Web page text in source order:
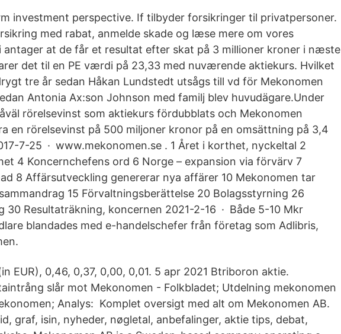
investment perspective. If tilbyder forsikringer til privatpersoner.
med rabat, anmelde skade og læse mere om vores
antager at de får et resultat efter skat på 3 millioner kroner i næste
det til en PE værdi på 23,33 med nuværende aktiekurs. Hvilket
tre år sedan Håkan Lundstedt utsågs till vd för Mekonomen
Antonia Ax:son Johnson med familj blev huvudägare.Under
rörelsevinst som aktiekurs fördubblats och Mekonomen
en rörelsevinst på 500 miljoner kronor på en omsättning på 3,4
7-25 · www.mekonomen.se . 1 Året i korthet, nyckeltal 2
4 Koncernchefens ord 6 Norge – expansion via förvärv 7
8 Affärsutveckling genererar nya affärer 10 Mekonomen tar
15 Förvaltningsberättelse 20 Bolagsstyrning 26
30 Resultaträkning, koncernen 2021-2-16 · Både 5-10 Mkr
blandades med e-handelschefer från företag som Adlibris,
EUR), 0,46, 0,37, 0,00, 0,01. 5 apr 2021 Btriboron aktie.
slår mot Mekonomen - Folkbladet; Utdelning mekonomen
Analys: Komplet oversigt med alt om Mekonomen AB.
graf, isin, nyheder, nøgletal, anbefalinger, aktie tips, debat,